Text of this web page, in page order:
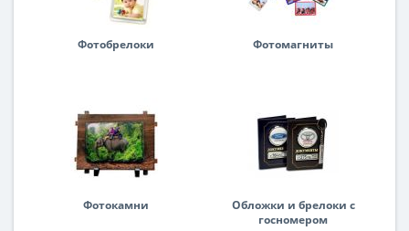
Фотобрелоки Фотомагниты
Фотокамни
Обложки и брелоки с
госномером